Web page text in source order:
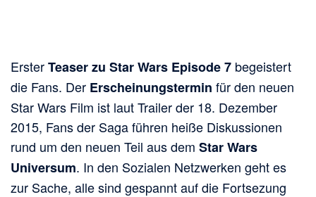
ErsterTeaser zu Star Wars Episode 7 begeistert
die Fans. Der Erscheinungstermin für den neuen
Star Wars Film ist laut Trailer der 18. Dezember
2015, Fans der Saga führen heiße Diskussionen
rund um den neuen Teil aus dem Star Wars
Universum. In den Sozialen Netzwerken geht es
zur Sache, alle sind gespannt auf die Fortsezung